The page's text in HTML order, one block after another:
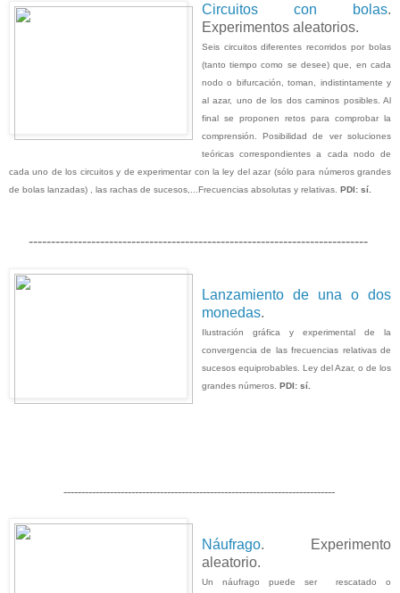
Circuitos con bolas.
Experimentos aleatorios.
Seis circuitos diferentes recorridos por bolas
(tanto tiempo como se desee) que, en cada
nodo o bifurcación, toman, indistintamente y
al azar, uno de los dos caminos posibles. Al
final se proponen retos para comprobar la
comprensión. Posibilidad de ver soluciones
teóricas correspondientes a cada nodo de
cada uno de los circuitos y de experimentar con la ley del azar (sólo para números grandes
de bolas lanzadas) , las rachas de sucesos,...Frecuencias absolutas y relativas. PDI: sí.
----------------------------------------------------------------------------
Lanzamiento de una o dos
monedas.
Ilustración gráfica y experimental de la
convergencia de las frecuencias relativas de
sucesos equiprobables. Ley del Azar, o de los
grandes números. PDI: sí.
----------------------------------------------------------------------------
Náufrago. Experimento
aleatorio.
Un náufrago puede ser rescatado o